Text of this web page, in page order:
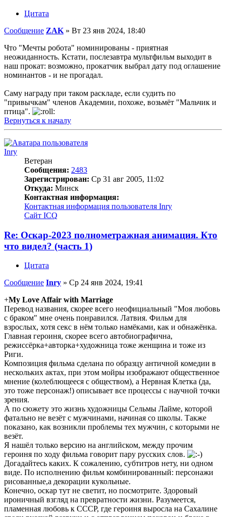
Цитата
Сообщение ZAK » Вт 23 янв 2024, 18:40
Что "Мечты робота" номинированы - приятная
неожиданность. Кстати, послезавтра мультфильм выходит в
наш прокат: возможно, прокатчик выбрал дату под оглашение
номинантов - и не прогадал.
Саму награду при таком раскладе, если судить по
"привычкам" членов Академии, похоже, возьмёт "Мальчик и
птица".
Вернуться к началу
Inry
Ветеран
Сообщения: 2483
Зарегистрирован: Ср 31 авг 2005, 11:02
Откуда: Минск
Контактная информация:
Контактная информация пользователя Inry
Сайт ICQ
Re: Оскар-2023 полнометражная анимация. Кто
что видел? (часть 1)
Цитата
Сообщение Inry » Ср 24 янв 2024, 19:41
+My Love Affair with Marriage
Перевод названия, скорее всего неофициальный "Моя любовь
с браком" мне очень понравился. Латвия. Фильм для
взрослых, хотя секс в нём только намёками, как и обнажёнка.
Главная героиня, скорее всего автобиографична,
режиссёрка+авторка+художница тоже женщина и тоже из
Риги.
Композиция фильма сделана по образцу античной комедии в
нескольких актах, при этом мойры изображают общественное
мнение (колеблющееся с обществом), а Нервная Клетка (да,
это тоже персонаж!) описывает все процессы с научной точки
зрения.
А по сюжету это жизнь художницы Сельмы Лайме, которой
фатально не везёт с мужчинами, начиная со школы. Также
показано, как возникли проблемы тех мужчин, с которыми не
везёт.
Я нашёл только версию на английском, между прочим
героиня по ходу фильма говорит пару русских слов.
Догадайтесь каких. К сожалению, субтитров нету, ни одном
виде. По исполнению фильм комбинированный: персонажи
рисованные,а декорации кукольные.
Конечно, оскар тут не светит, но посмотрите. Здоровый
ироничный взгляд на превратности жизни. Разумеется,
пламенная любовь к СССР, где героиня выросла на Сахалине